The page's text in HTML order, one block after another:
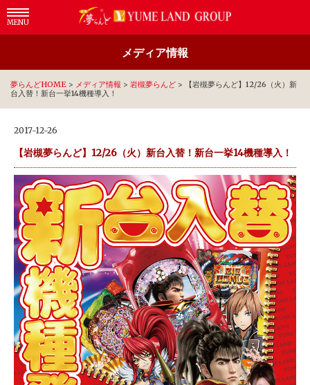
MENU
メディア情報
夢らんどHOME > メディア情報 > 岩槻夢らんど >
【岩槻夢らんど】12/26（火）新
台入替！新台一挙14機種導入！
2017-12-26
【岩槻夢らんど】12/26（火）新台入替！新台一挙14機種導入！